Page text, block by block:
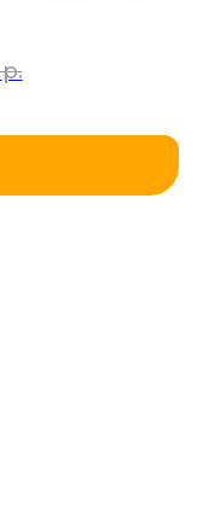
р.